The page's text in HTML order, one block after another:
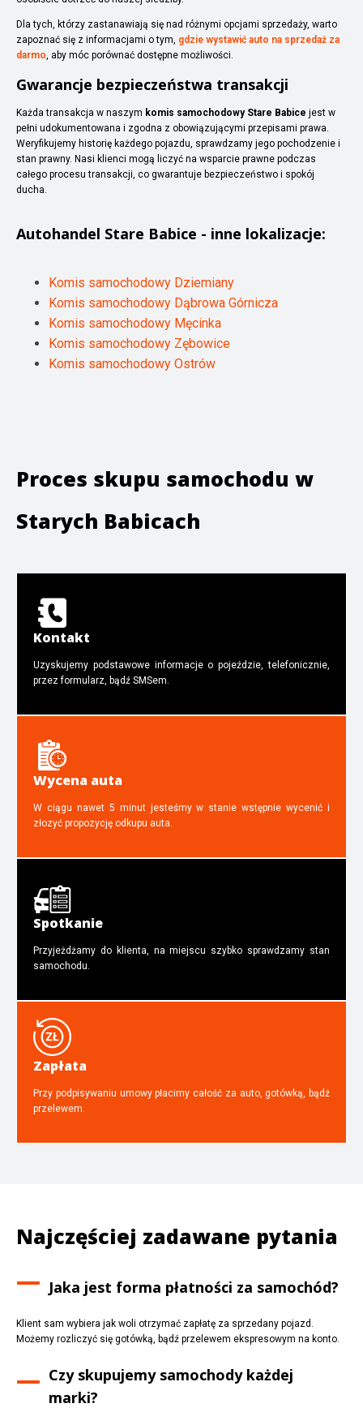
Dla tych, którzy zastanawiają się nad różnymi opcjami sprzedaży, warto
zapoznać się z informacjami o tym, gdzie wystawić auto na sprzedaż za
darmo, aby móc porównać dostępne możliwości.
Gwarancje bezpieczeństwa transakcji
Każda transakcja w naszym komis samochodowy Stare Babice jest w
pełni udokumentowana i zgodna z obowiązującymi przepisami prawa.
Weryfikujemy historię każdego pojazdu, sprawdzamy jego pochodzenie i
stan prawny. Nasi klienci mogą liczyć na wsparcie prawne podczas
całego procesu transakcji, co gwarantuje bezpieczeństwo i spokój
ducha.
Autohandel Stare Babice - inne lokalizacje:
Komis samochodowy Dziemiany
Komis samochodowy Dąbrowa Górnicza
Komis samochodowy Męcinka
Komis samochodowy Zębowice
Komis samochodowy Ostrów
Proces skupu samochodu w
Starych Babicach
Kontakt
Uzyskujemy podstawowe informacje o pojeździe, telefonicznie,
przez formularz, bądź SMSem.
Wycena auta
W ciągu nawet 5 minut jesteśmy w stanie wstępnie wycenić i
złozyć propozycję odkupu auta.
Spotkanie
Przyjeżdżamy do klienta, na miejscu szybko sprawdzamy stan
samochodu.
Zapłata
Przy podpisywaniu umowy płacimy całość za auto, gotówką, bądź
przelewem.
Najczęściej zadawane pytania
Jaka jest forma płatności za samochód?
Klient sam wybiera jak woli otrzymać zapłatę za sprzedany pojazd.
Możemy rozliczyć się gotówką, bądź przelewem ekspresowym na konto.
Czy skupujemy samochody każdej
marki?